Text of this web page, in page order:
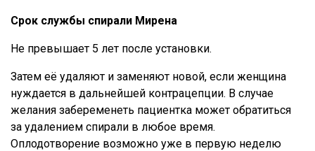
Срок службы спирали Мирена
Не превышает 5 лет после установки.
Затем её удаляют и заменяют новой, если женщина
нуждается в дальнейшей контрацепции. В случае
желания забеременеть пациентка может обратиться
за удалением спирали в любое время.
Оплодотворение возможно уже в первую неделю